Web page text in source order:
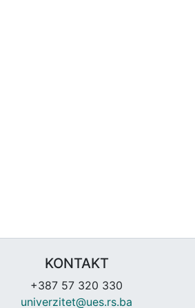
KONTAKT
+387 57 320 330
univerzitet@ues.rs.ba